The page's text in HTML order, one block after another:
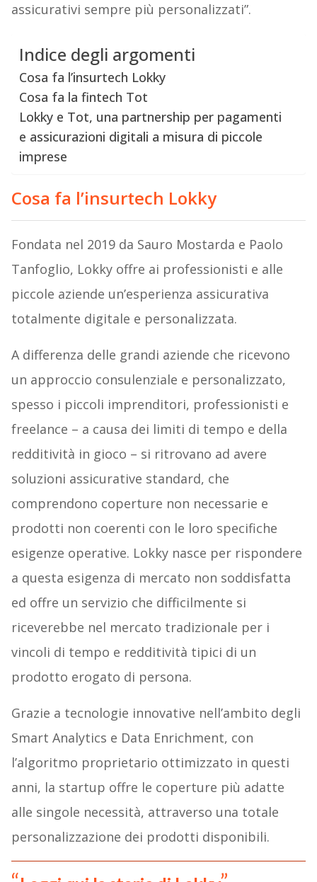
assicurativi sempre più personalizzati”.
Indice degli argomenti
Cosa fa l’insurtech Lokky
Cosa fa la fintech Tot
Lokky e Tot, una partnership per pagamenti
e assicurazioni digitali a misura di piccole
imprese
Cosa fa l’insurtech Lokky
Fondata nel 2019 da Sauro Mostarda e Paolo
Tanfoglio, Lokky offre ai professionisti e alle
piccole aziende un’esperienza assicurativa
totalmente digitale e personalizzata.
A differenza delle grandi aziende che ricevono
un approccio consulenziale e personalizzato,
spesso i piccoli imprenditori, professionisti e
freelance – a causa dei limiti di tempo e della
redditività in gioco – si ritrovano ad avere
soluzioni assicurative standard, che
comprendono coperture non necessarie e
prodotti non coerenti con le loro specifiche
esigenze operative. Lokky nasce per rispondere
a questa esigenza di mercato non soddisfatta
ed offre un servizio che difficilmente si
riceverebbe nel mercato tradizionale per i
vincoli di tempo e redditività tipici di un
prodotto erogato di persona.
Grazie a tecnologie innovative nell’ambito degli
Smart Analytics e Data Enrichment, con
l’algoritmo proprietario ottimizzato in questi
anni, la startup offre le coperture più adatte
alle singole necessità, attraverso una totale
personalizzazione dei prodotti disponibili.